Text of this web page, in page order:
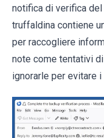
notifica di verifica
truffaldina contiene
per raccogliere
note come tentativi
ignorarle per evitare